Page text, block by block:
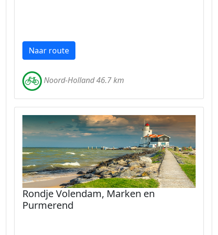
Naar route
Noord-Holland 46.7 km
Rondje Volendam, Marken en
Purmerend